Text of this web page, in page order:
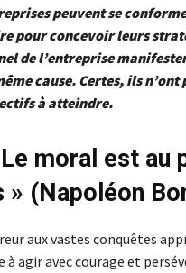
peuvent se
pour concevoir leurs
de l’entreprise
cause. Certes, ils
à atteindre.
moral est au
» (Napoléon
aux vastes conquêtes
à agir avec courage et